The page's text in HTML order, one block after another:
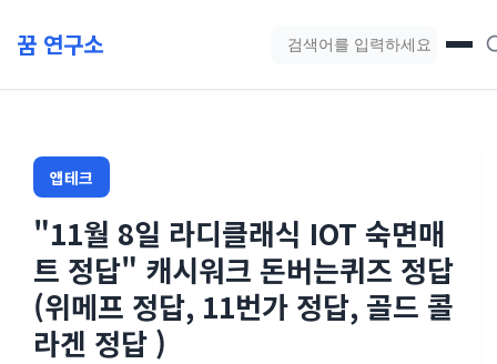
꿈 연구소 블로그 검색
앱테크
"11월 8일 라디클래식 IOT 숙면매
트 정답" 캐시워크 돈버는퀴즈 정답
(위메프 정답, 11번가 정답, 골드 콜
라겐 정답 )